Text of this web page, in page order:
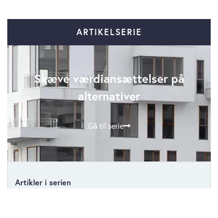
ARTIKELSERIE
Skæve værdiansættelser på
alternativer
Gå til serie
Artikler i serien